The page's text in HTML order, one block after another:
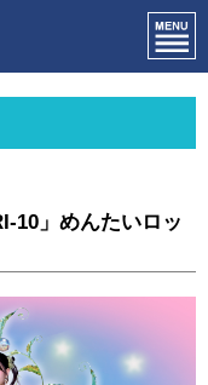
10」めんたいロッ